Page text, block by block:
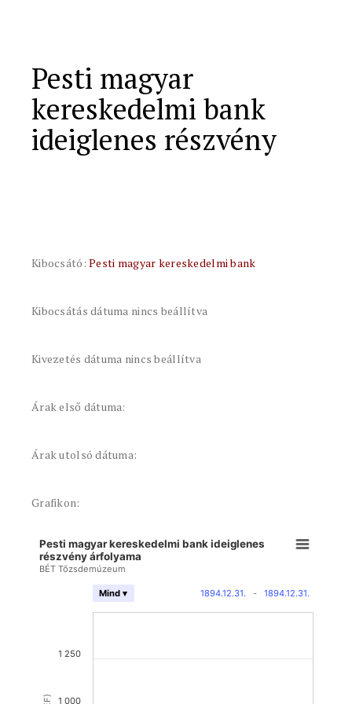
Pesti magyar
kereskedelmi bank
ideiglenes részvény
Kibocsátó:Pesti magyar kereskedelmi bank
Kibocsátás dátuma nincs beállítva
Kivezetés dátuma nincs beállítva
Árak első dátuma:
Árak utolsó dátuma:
Grafikon:
Pesti magyar kereskedelmi bank ideiglenes
részvény árfolyama
BÉT Tőzsdemúzeum
1894.12.31. - 1894.12.31.
Mind ▾
1 000
1 250